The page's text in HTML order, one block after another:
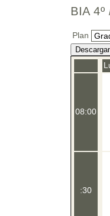
BIA
Plan
08:00
:30